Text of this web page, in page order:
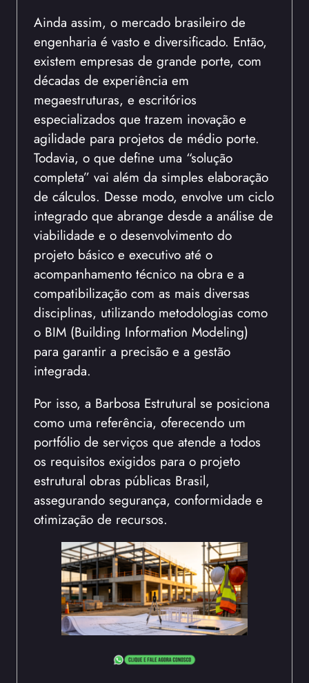
Ainda assim, o mercado brasileiro de
engenharia é vasto e diversificado. Então,
existem empresas de grande porte, com
décadas de experiência em
megaestruturas, e escritórios
especializados que trazem inovação e
agilidade para projetos de médio porte.
Todavia, o que define uma “solução
completa” vai além da simples elaboração
de cálculos. Desse modo, envolve um ciclo
integrado que abrange desde a análise de
viabilidade e o desenvolvimento do
projeto básico e executivo até o
acompanhamento técnico na obra e a
compatibilização com as mais diversas
disciplinas, utilizando metodologias como
o BIM (Building Information Modeling)
para garantir a precisão e a gestão
integrada.
Por isso, a Barbosa Estrutural se posiciona
como uma referência, oferecendo um
portfólio de serviços que atende a todos
os requisitos exigidos para o projeto
estrutural obras públicas Brasil,
assegurando segurança, conformidade e
otimização de recursos.